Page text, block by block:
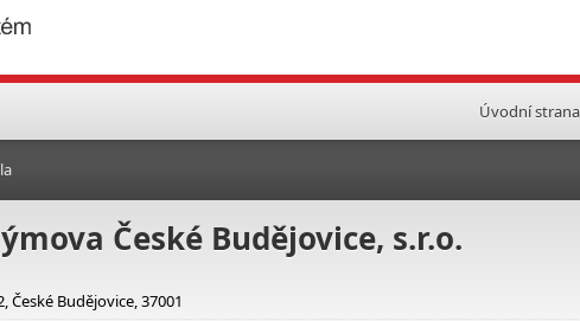
Úvodní strana
České Budějovice, s.r.o.
České Budějovice, 37001